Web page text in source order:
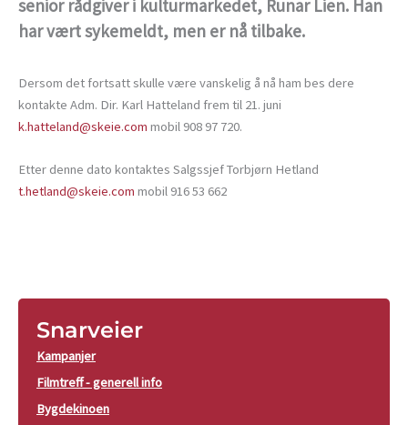
senior rådgiver i kulturmarkedet, Runar Lien. Han
har vært sykemeldt, men er nå tilbake.
Dersom det fortsatt skulle være vanskelig å nå ham bes dere
kontakte Adm. Dir. Karl Hatteland frem til 21. juni
k.hatteland@skeie.com mobil 908 97 720.
Etter denne dato kontaktes Salgssjef Torbjørn Hetland
t.hetland@skeie.com mobil 916 53 662
Snarveier
Kampanjer
Filmtreff - generell info
Bygdekinoen